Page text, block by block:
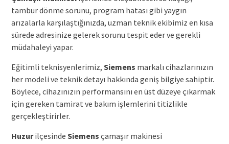
tambur dönme sorunu, program hatası gibi yaygın
arızalarla karşılaştığınızda, uzman teknik ekibimiz en kısa
sürede adresinize gelerek sorunu tespit eder ve gerekli
müdahaleyi yapar.
Eğitimli teknisyenlerimiz, Siemens markalı cihazlarınızın
her modeli ve teknik detayı hakkında geniş bilgiye sahiptir.
Böylece, cihazınızın performansını en üst düzeye çıkarmak
için gereken tamirat ve bakım işlemlerini titizlikle
gerçekleştirirler.
Huzurilçesinde Siemens çamaşır makinesi